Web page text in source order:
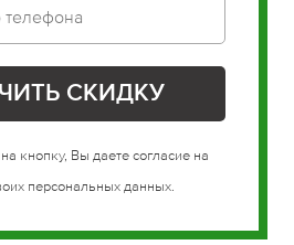
кнопку, Вы даете согласие на